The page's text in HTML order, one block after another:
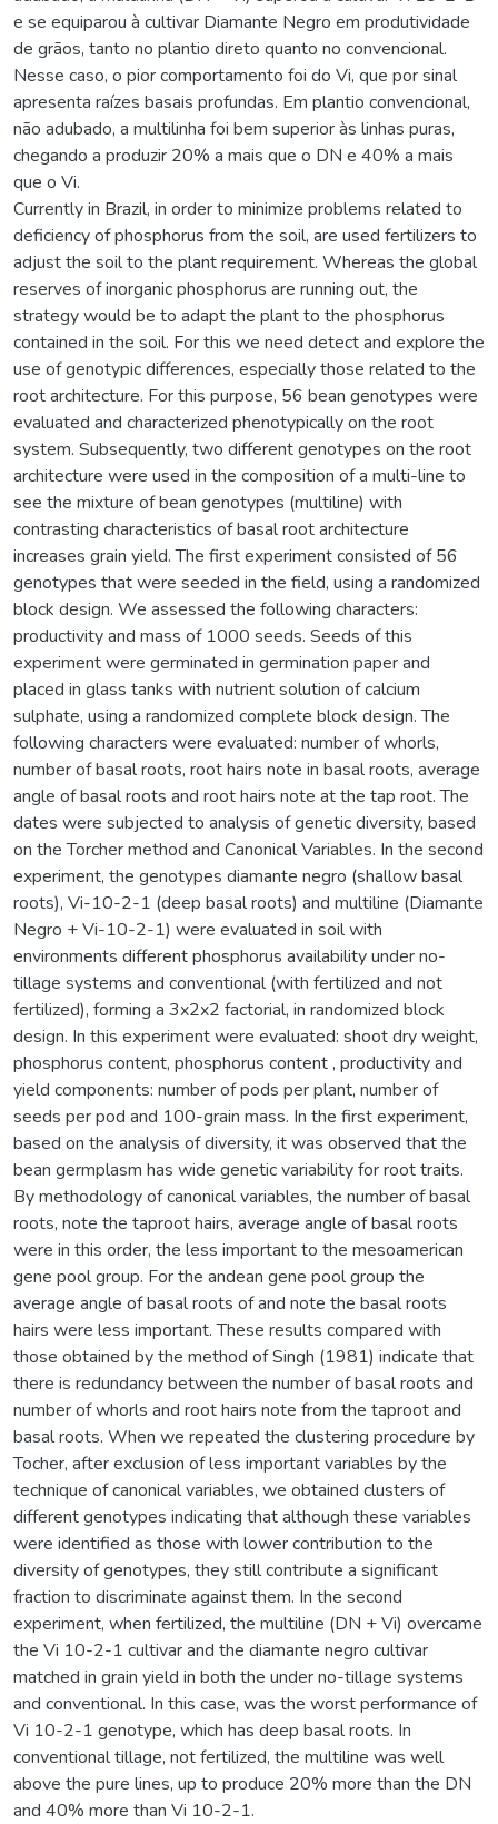
e se equiparou à cultivar Diamante Negro em produtividade
de grãos, tanto no plantio direto quanto no convencional.
Nesse caso, o pior comportamento foi do Vi, que por sinal
apresenta raízes basais profundas. Em plantio convencional,
não adubado, a multilinha foi bem superior às linhas puras,
chegando a produzir 20% a mais que o DN e 40% a mais
que o Vi.
Currently in Brazil, in order to minimize problems related to
deficiency of phosphorus from the soil, are used fertilizers to
adjust the soil to the plant requirement. Whereas the global
reserves of inorganic phosphorus are running out, the
strategy would be to adapt the plant to the phosphorus
contained in the soil. For this we need detect and explore the
use of genotypic differences, especially those related to the
root architecture. For this purpose, 56 bean genotypes were
evaluated and characterized phenotypically on the root
system. Subsequently, two different genotypes on the root
architecture were used in the composition of a multi-line to
see the mixture of bean genotypes (multiline) with
contrasting characteristics of basal root architecture
increases grain yield. The first experiment consisted of 56
genotypes that were seeded in the field, using a randomized
block design. We assessed the following characters:
productivity and mass of 1000 seeds. Seeds of this
experiment were germinated in germination paper and
placed in glass tanks with nutrient solution of calcium
sulphate, using a randomized complete block design. The
following characters were evaluated: number of whorls,
number of basal roots, root hairs note in basal roots, average
angle of basal roots and root hairs note at the tap root. The
dates were subjected to analysis of genetic diversity, based
on the Torcher method and Canonical Variables. In the second
experiment, the genotypes diamante negro (shallow basal
roots), Vi-10-2-1 (deep basal roots) and multiline (Diamante
Negro + Vi-10-2-1) were evaluated in soil with
environments different phosphorus availability under no-
tillage systems and conventional (with fertilized and not
fertilized), forming a 3x2x2 factorial, in randomized block
design. In this experiment were evaluated: shoot dry weight,
phosphorus content, phosphorus content , productivity and
yield components: number of pods per plant, number of
seeds per pod and 100-grain mass. In the first experiment,
based on the analysis of diversity, it was observed that the
bean germplasm has wide genetic variability for root traits.
By methodology of canonical variables, the number of basal
roots, note the taproot hairs, average angle of basal roots
were in this order, the less important to the mesoamerican
gene pool group. For the andean gene pool group the
average angle of basal roots of and note the basal roots
hairs were less important. These results compared with
those obtained by the method of Singh (1981) indicate that
there is redundancy between the number of basal roots and
number of whorls and root hairs note from the taproot and
basal roots. When we repeated the clustering procedure by
Tocher, after exclusion of less important variables by the
technique of canonical variables, we obtained clusters of
different genotypes indicating that although these variables
were identified as those with lower contribution to the
diversity of genotypes, they still contribute a significant
fraction to discriminate against them. In the second
experiment, when fertilized, the multiline (DN + Vi) overcame
the Vi 10-2-1 cultivar and the diamante negro cultivar
matched in grain yield in both the under no-tillage systems
and conventional. In this case, was the worst performance of
Vi 10-2-1 genotype, which has deep basal roots. In
conventional tillage, not fertilized, the multiline was well
above the pure lines, up to produce 20% more than the DN
and 40% more than Vi 10-2-1.